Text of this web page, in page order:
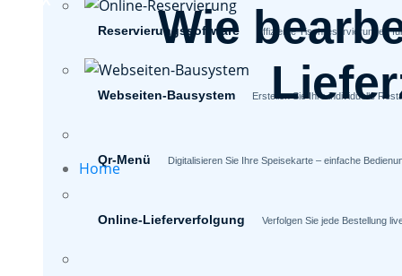
Reservierungssoftware Effiziente Tischreservierungen
Webseiten-Bausystem Erstellen Sie Ihre individuelle
Qr-Menü Digitalisieren Sie Ihre Speisekarte – einfache
Online-Lieferverfolgung Verfolgen Sie jede Bestellung
Wie
Home